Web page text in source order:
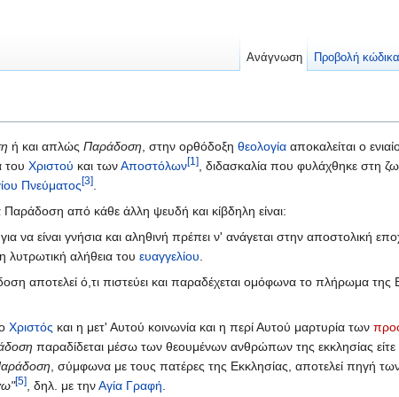
ή και απλώς Παράδοση, στην ορθόδοξη θεολογία αποκαλείται ο
του Χριστού και τωνΑποστόλων[1], διδασκαλία που φυλάχθηκε στη
Πνεύματος[3].
από κάθε άλλη ψευδή και κίβδηλη είναι:
να είναι γνήσια και αληθινή πρέπει ν' ανάγεται στην αποστολική
λυτρωτική αλήθεια του ευαγγελίου.
αποτελεί ό,τι πιστεύει και παραδέχεται ομόφωνα το πλήρωμα της
Χριστός και η μετ' Αυτού κοινωνία και η περί Αυτού μαρτυρία των
παραδίδεται μέσω των θεουμένων ανθρώπων της εκκλησίας
, σύμφωνα με τους πατέρες της Εκκλησίας, αποτελεί πηγή των
[5], δηλ. με τηνΑγία Γραφή.
Ανάγνωση Προβολή κώδικα